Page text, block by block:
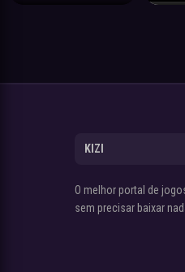
KIZI
O melhor portal de
sem precisar baixar